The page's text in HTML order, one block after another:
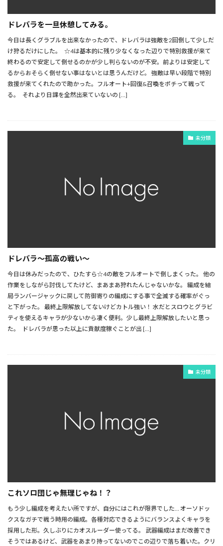
ドレバラを一旦休憩してみる。
今日は長くグラブルを出来なかったので、ドレバラは強敵を2回倒して少しだ
け狩るだけにした。 ☆4は基本的に残り少なくなった辺りで特別救援が来て
終わるので安定して倒せるのかが少し判らないのが不安。前よりは安定して
るからおそらく倒せない事はないとは思うんだけど。 強敵は早い段階で特別
救援が来てくれたので助かった。フルオート+回復&召喚をポチって戦って
る。 それより日課を全然出来ていないの […]
未分類
ドレバラ～孤高の戦い～
今日は休みだったので、ひたすら☆4の敵をフルオートで倒しまくった。 他の
作業をしながら討伐してたけど、まあまあ狩れたんじゃないかな。 編成を結
局ランバージャックに戻して防御寄りの編成にする事で全滅する確率がぐっ
と下がった。 最終上限解放してないけどカトル強い！ 水だとスロウとグラビ
ティを使えるキャラが少ないから凄く便利。少し最終上限解放したいと思っ
た。 ドレバラが思った以上に貢献度稼ぐことが出 […]
未分類
これソロ団じゃ無理じゃね！？
もう少し編成を考えたい所ですが、自分にはこれが限界でした… オーソドッ
クスなガチで戦う時用の編成。各種対応できるようにバランスよくキャラを
採用した形。久しぶりにカオスルーダー使ってる。 武器編成はまだ改善でき
そうではあるけど、武器をあまり持ってないのでこの辺りで落ち着いた。クリ